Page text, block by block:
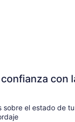
incluido en Inez
en Inez
con
sobre el estado de